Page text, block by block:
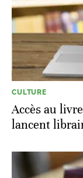
CULTURE
Accès au
lancent